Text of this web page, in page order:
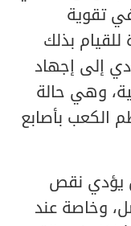
تقوية
للقيام بذلك
إلى إجهاد
وهي حالة
الكعب بأصابع
يؤدي نقص
وخاصة عند